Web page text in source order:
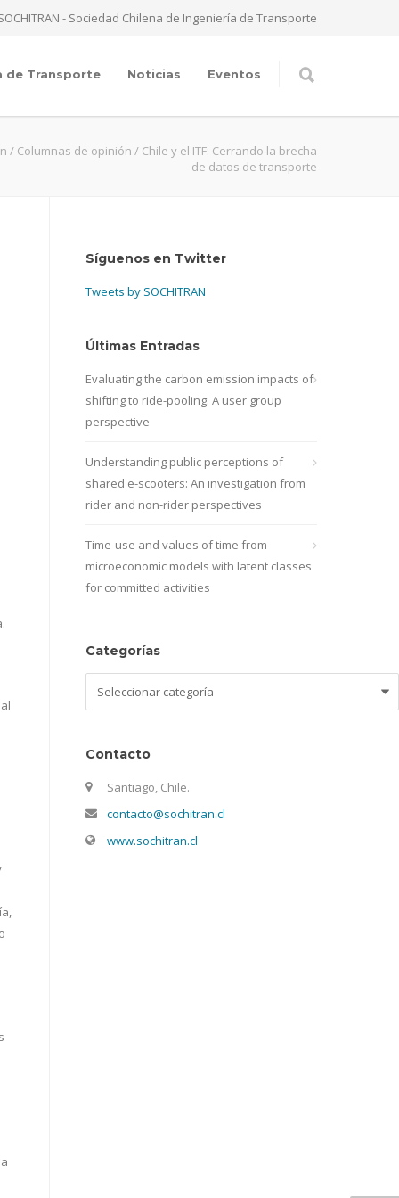
- Sociedad Chilena de Ingeniería de Transporte
de Transporte Noticias Eventos
/ Columnas de opinión / Chile y el ITF: Cerrando la brecha
de datos de transporte
Síguenos en Twitter
Tweets by SOCHITRAN
Últimas Entradas
Evaluating the carbon emission impacts of
shifting to ride-pooling: A user group
perspective
Understanding public perceptions of
shared e-scooters: An investigation from
rider and non-rider perspectives
Time-use and values of time from
microeconomic models with latent classes
for committed activities
Categorías
Contacto
Santiago, Chile.
contacto@sochitran.cl
www.sochitran.cl